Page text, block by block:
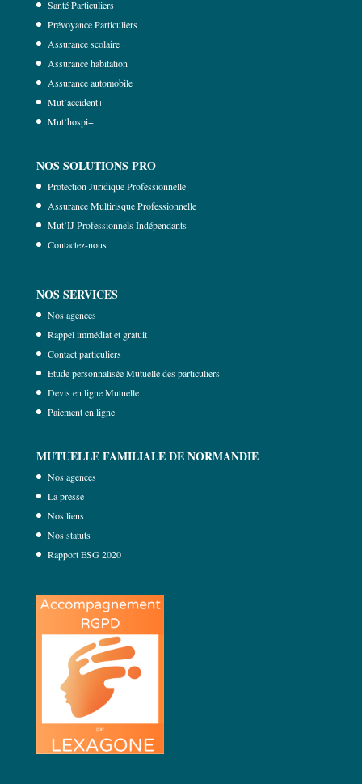
Santé Particuliers
Prévoyance Particuliers
Assurance scolaire
Assurance habitation
Assurance automobile
Mut’accident+
Mut’hospi+
NOS SOLUTIONS PRO
Protection Juridique Professionnelle
Assurance Multirisque Professionnelle
Mut’IJ Professionnels Indépendants
Contactez-nous
NOS SERVICES
Nos agences
Rappel immédiat et gratuit
Contact particuliers
Etude personnalisée Mutuelle des particuliers
Devis en ligne Mutuelle
Paiement en ligne
MUTUELLE FAMILIALE DE NORMANDIE
Nos agences
La presse
Nos liens
Nos statuts
Rapport ESG 2020